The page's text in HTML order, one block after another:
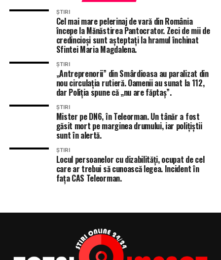
ÎNTÂMPLĂRI RECERENTE
INCEMDIU PERICULOS TATARASTI DE JOS NEGRENI
INCENDII VEGETATIE TELEORMAN
ISU TELEORMAN
STIRI ALEXANDRIA
STIRI TELEORMAN TOTAL IMPACT
URMĂTORUL ARTICOL
Destine frânte în miez de noapte pe o șosea din
Teleorman! Doi tineri și-au pierdut viața într-un cumplit
accident rutier!
Sărbătoare la Talpa, comuna teleormăneană cu
schimbări mari! Comunitatea a sărbătorit autentic, cu
ȘTIRI
Cel mai mare pelerinaj de vară din România
începe la Mănăstirea Pantocrator. Zeci de mii de
credincioși sunt așteptați la hramul închinat
Sfintei Maria Magdalena.
ȘTIRI
„Antreprenorii” din Smârdioasa au paralizat din
nou circulația rutieră. Oamenii au sunat la 112,
dar Poliția spune că „nu are făptaș”.
ȘTIRI
Mister pe DN6, în Teleorman. Un tânăr a fost
găsit mort pe marginea drumului, iar polițiștii
sunt în alertă.
ȘTIRI
Locul persoanelor cu dizabilități, ocupat de cel
care ar trebui să cunoască legea. Incident în
fața CAS Teleorman.